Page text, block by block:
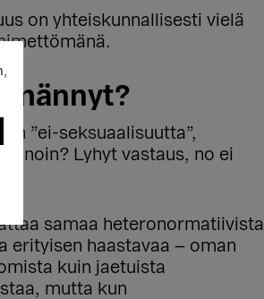
on yhteiskunnallisesti vielä
”ei-seksuaalisuutta”,
noin? Lyhyt vastaus, no ei
samaa heteronormatiivista
erityisen haastavaa – oman
kuin jaetuista
mutta kun